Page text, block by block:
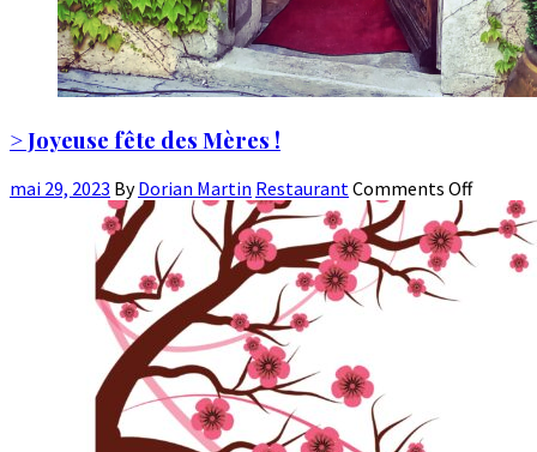
> Joyeuse fête des Mères !
mai 29, 2023 ByDorian Martin RestaurantComments Off